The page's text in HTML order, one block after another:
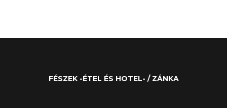
FÉSZEK -ÉTEL ÉS HOTEL- / ZÁNKA